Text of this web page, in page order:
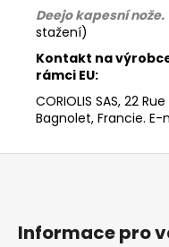
Deejo kapesní nože.
stažení)
Kontakt na
rámci EU:
CORIOLIS SAS, 22
Bagnolet, Francie.
Informace pro